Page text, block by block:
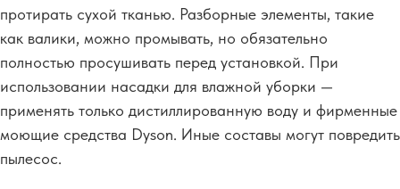
протирать сухой тканью. Разборные элементы, такие
как валики, можно промывать, но обязательно
полностью просушивать перед установкой. При
использовании насадки для влажной уборки —
применять только дистиллированную воду и фирменные
моющие средства Dyson. Иные составы могут повредить
пылесос.